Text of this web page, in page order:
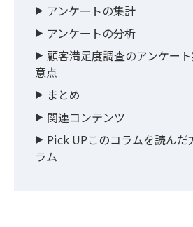
アンケートの集計
アンケートの分析
顧客満足度調査のアンケー
意点
まとめ
関連コンテンツ
Pick UPこのコラムを読んだ
ラム